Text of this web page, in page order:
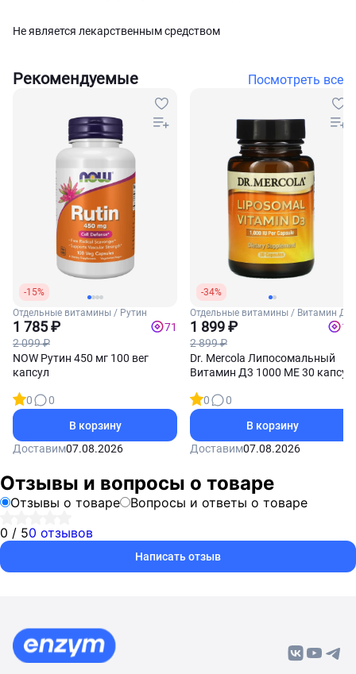
Не является лекарственным средством
Рекомендуемые Посмотреть все
-15%
Отдельные витамины / Рутин
1 785 ₽
2 099 ₽
71
NOW Рутин 450 мг 100 вег
капсул
0
0
В корзину
Доставим07.08.2026
-34%
Отдельные витамины / Витамин Д3
1 899 ₽
2 899 ₽
19
Dr. Mercola Липосомальный
Витамин Д3 1000 МЕ 30 капсул
0
0
В корзину
Доставим07.08.2026
Отзывы и вопросы о товаре
Отзывы о товаре
Вопросы и ответы о товаре
0 / 50 отзывов
Написать отзыв